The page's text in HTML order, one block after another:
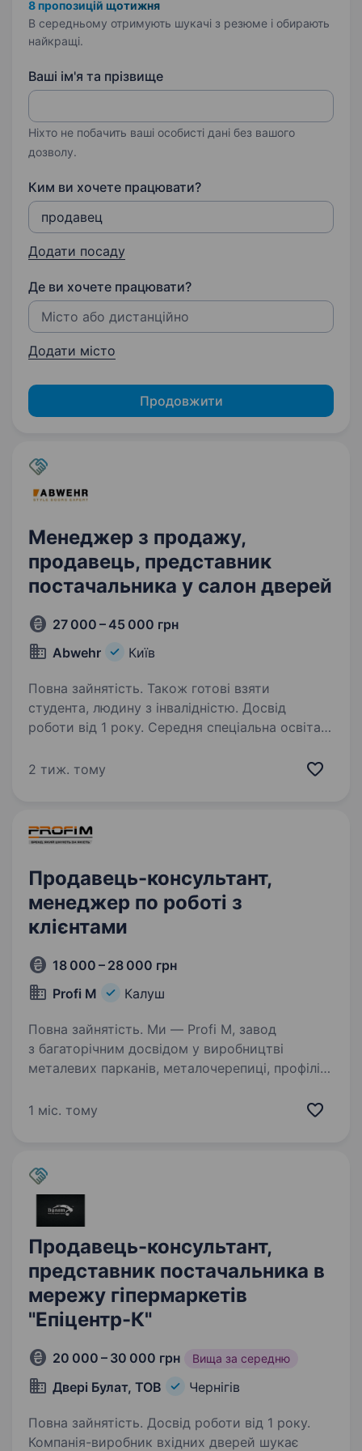
8 пропозицій щотижня
В середньому отримують шукачі з резюме і обирають
найкращі.
Ваші ім'я та прізвище
Ніхто не побачить ваші особисті дані без вашого
дозволу.
Ким ви хочете працювати?
Додати посаду
Де ви хочете працювати?
Додати місто
Продовжити
Менеджер з продажу,
продавець, представник
постачальника у салон дверей
27 000 – 45 000 грн
Abwehr
Київ
Повна зайнятість. Також готові взяти
студента, людину з інвалідністю. Досвід
роботи від 1 року. Середня спеціальна освіта.
по виготовленню метелевих та міжкімнатних
Епіцентр К Ми шукаємо активного, уважного і
надійного…
2 тиж. тому
Продавець-консультант,
менеджер по роботі з
клієнтами
18 000 – 28 000 грн
Profi M
Калуш
Повна зайнятість. Ми — Profі M, завод
з багаторічним досвідом у виробництві
металевих парканів, металочерепиці, профілів
та комплектуючих. Ми шукаємо підмогу у
1 міс. тому
Продавець-консультант,
представник постачальника в
мережу гіпермаркетів
"Епіцентр-К"
20 000 – 30 000 грн Вища за середню
Двері Булат, ТОВ Чернігів
Повна зайнятість. Досвід роботи від 1 року.
Компанія-виробник вхідних дверей шукає